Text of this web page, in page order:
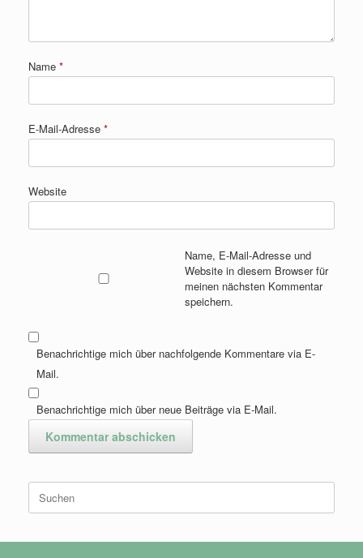
Name *
E-Mail-Adresse *
Website
Name, E-Mail-Adresse und
Website in diesem Browser für
meinen nächsten Kommentar
speichern.
Benachrichtige mich über nachfolgende Kommentare via E-
Mail.
Benachrichtige mich über neue Beiträge via E-Mail.
Suchen
nach: